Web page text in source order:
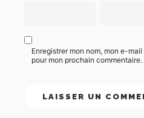
Enregistrer mon nom, mon e-
pour mon prochain commentaire.